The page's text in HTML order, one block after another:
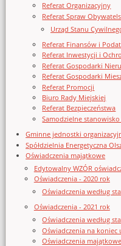
Referat Organizacyjny
Referat Spraw
Urząd Stanu
Referat Finansów i
Referat Inwestycji i
Referat Gospodarki
Referat Gospodarki
Referat Promocji
Biuro Rady Miejskiej
Referat Bezpieczeństwa
Samodzielne
Gminne jednostki
Spółdzielnia Energetyczna
Oświadczenia majątkowe
Edytowalny WZÓR
Oświadczenia - 2020 rok
Oświadczenia według
Oświadczenia - 2021 rok
Oświadczenia według
Oświadczenia na koniec
Oświadczenia